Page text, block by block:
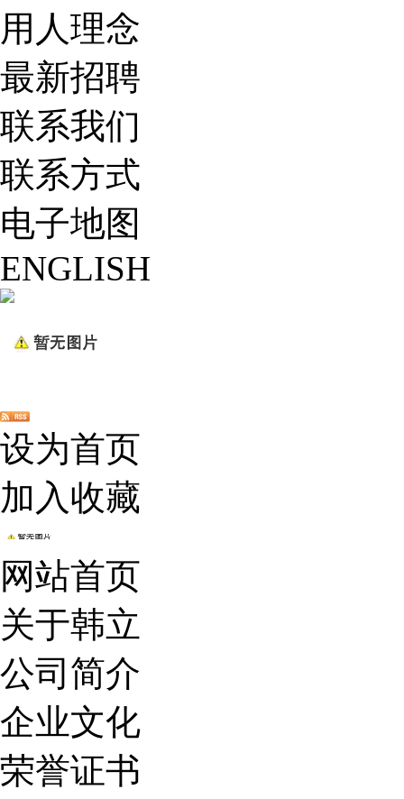
用人理念
最新招聘
联系我们
联系方式
电子地图
ENGLISH
设为首页
加入收藏
网站首页
关于韩立
公司简介
企业文化
荣誉证书